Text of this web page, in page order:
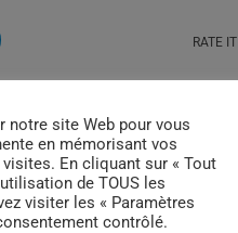
RATE IT
site Web pour vous
en mémorisant vos
En cliquant sur « Tout
de TOUS les
visiter les « Paramètres
contrôlé.